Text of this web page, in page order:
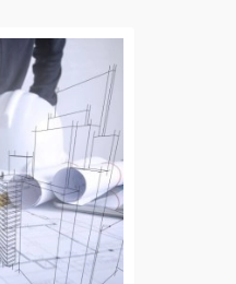
100%
Sector